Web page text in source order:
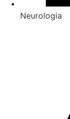
Neurologia